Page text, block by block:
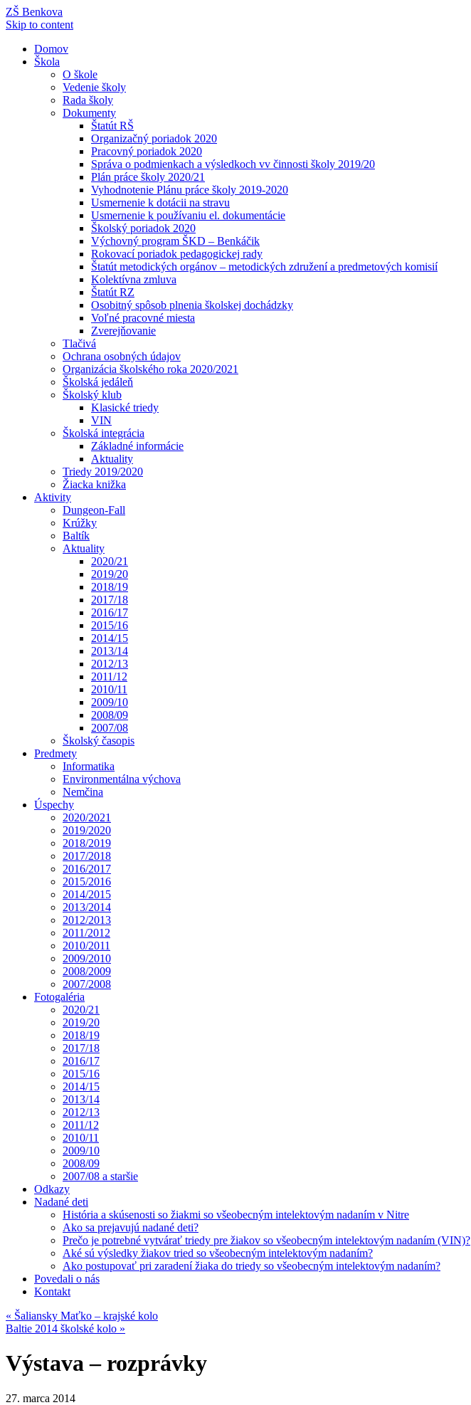
ZŠ Benkova
Skip to content
Domov
Škola
O škole
Vedenie školy
Rada školy
Dokumenty
Štatút RŠ
Organizačný poriadok 2020
Pracovný poriadok 2020
Správa o podmienkach a výsledkoch vv činnosti školy 2019/20
Plán práce školy 2020/21
Vyhodnotenie Plánu práce školy 2019-2020
Usmernenie k dotácii na stravu
Usmernenie k používaniu el. dokumentácie
Školský poriadok 2020
Výchovný program ŠKD – Benkáčik
Rokovací poriadok pedagogickej rady
Štatút metodických orgánov – metodických združení a predmetových komisií
Kolektívna zmluva
Štatút RZ
Osobitný spôsob plnenia školskej dochádzky
Voľné pracovné miesta
Zverejňovanie
Tlačivá
Ochrana osobných údajov
Organizácia školského roka 2020/2021
Školská jedáleň
Školský klub
Klasické triedy
VIN
Školská integrácia
Základné informácie
Aktuality
Triedy 2019/2020
Žiacka knižka
Aktivity
Dungeon-Fall
Krúžky
Baltík
Aktuality
2020/21
2019/20
2018/19
2017/18
2016/17
2015/16
2014/15
2013/14
2012/13
2011/12
2010/11
2009/10
2008/09
2007/08
Školský časopis
Predmety
Informatika
Environmentálna výchova
Nemčina
Úspechy
2020/2021
2019/2020
2018/2019
2017/2018
2016/2017
2015/2016
2014/2015
2013/2014
2012/2013
2011/2012
2010/2011
2009/2010
2008/2009
2007/2008
Fotogaléria
2020/21
2019/20
2018/19
2017/18
2016/17
2015/16
2014/15
2013/14
2012/13
2011/12
2010/11
2009/10
2008/09
2007/08 a staršie
Odkazy
Nadané deti
História a skúsenosti so žiakmi so všeobecným intelektovým nadaním v Nitre
Ako sa prejavujú nadané deti?
Prečo je potrebné vytvárať triedy pre žiakov so všeobecným intelektovým nadaním (VIN)?
Aké sú výsledky žiakov tried so všeobecným intelektovým nadaním?
Ako postupovať pri zaradení žiaka do triedy so všeobecným intelektovým nadaním?
Povedali o nás
Kontakt
« Šaliansky Maťko – krajské kolo
Baltie 2014 školské kolo »
Výstava – rozprávky
27. marca 2014